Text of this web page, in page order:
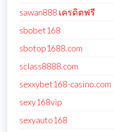
sawan888 เครดิตฟรี
sbobet168
sbotop1688.com
sclass8888.com
sexxybet168-casino.com
sexy168vip
sexyauto168